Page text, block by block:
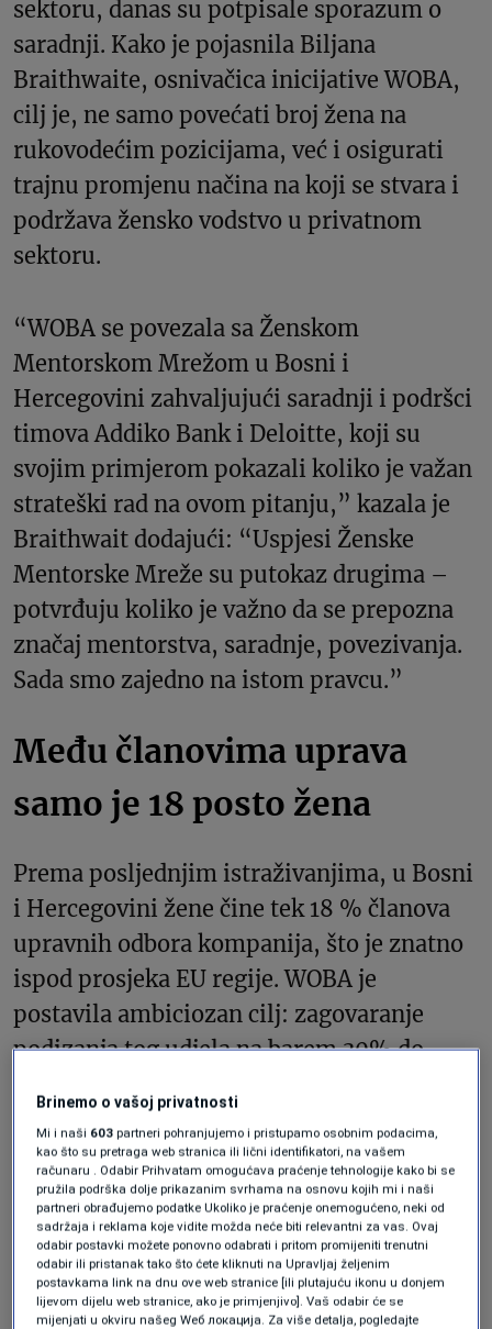
sektoru, danas su potpisale sporazum o
saradnji. Kako je pojasnila Biljana
Braithwaite, osnivačica inicijative WOBA,
cilj je, ne samo povećati broj žena na
rukovodećim pozicijama, već i osigurati
trajnu promjenu načina na koji se stvara i
podržava žensko vodstvo u privatnom
sektoru.
“WOBA se povezala sa Ženskom
Mentorskom Mrežom u Bosni i
Hercegovini zahvaljujući saradnji i podršci
timova Addiko Bank i Deloitte, koji su
svojim primjerom pokazali koliko je važan
strateški rad na ovom pitanju,” kazala je
Braithwait dodajući: “Uspjesi Ženske
Mentorske Mreže su putokaz drugima –
potvrđuju koliko je važno da se prepozna
značaj mentorstva, saradnje, povezivanja.
Sada smo zajedno na istom pravcu.”
Među članovima uprava
samo je 18 posto žena
Prema posljednjim istraživanjima, u Bosni
i Hercegovini žene čine tek 18 % članova
upravnih odbora kompanija, što je znatno
ispod prosjeka EU regije. WOBA je
postavila ambiciozan cilj: zagovaranje
podizanja tog udjela na barem 30% do
obuhvatiti radionice o rodnoj
transparentnosti u upravljanju, online
module o korporativnom upravljanju i
studije slučaja uspješnih liderki iz regije,
ali i zagovaranje zakonskih izmjena koje će
pratiti direktive Evropske unije.
Brinemo o vašoj privatnosti
Mi i naši 603 partneri pohranjujemo i pristupamo osobnim podacima,
kao što su pretraga web stranica ili lični identifikatori, na vašem
računaru . Odabir Prihvatam omogućava praćenje tehnologije kako bi se
pružila podrška dolje prikazanim svrhama na osnovu kojih mi i naši
partneri obrađujemo podatke Ukoliko je praćenje onemogućeno, neki od
sadržaja i reklama koje vidite možda neće biti relevantni za vas. Ovaj
odabir postavki možete ponovno odabrati i pritom promijeniti trenutni
odabir ili pristanak tako što ćete kliknuti na Upravljaj željenim
postavkama link na dnu ove web stranice [ili plutajuću ikonu u donjem
lijevom dijelu web stranice, ako je primjenjivo]. Vaš odabir će se
mijenjati u okviru našeg Wеб локација. Za više detalja, pogledajte